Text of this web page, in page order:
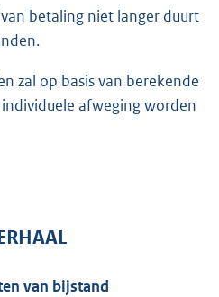
betaling niet langer duurt
zal op basis van berekende
afweging worden
van bijstand